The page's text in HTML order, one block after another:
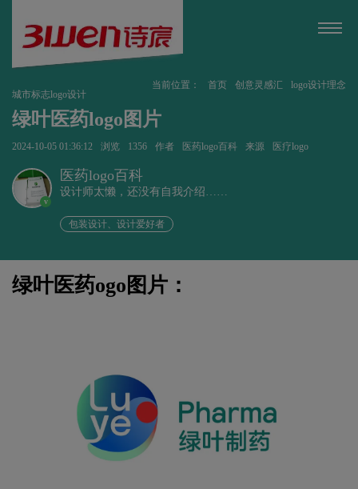
当前位置： 首页 创意灵感汇
logo设计理念
城市标志logo设计
绿叶医药logo图片
2024-10-05 01:36:12 浏览 1356 作者 医药logo百科 来源 医疗logo
v
医药logo百科
设计师太懒，还没有自我介绍……
包装设计、设计爱好者
绿叶医药ogo图片：